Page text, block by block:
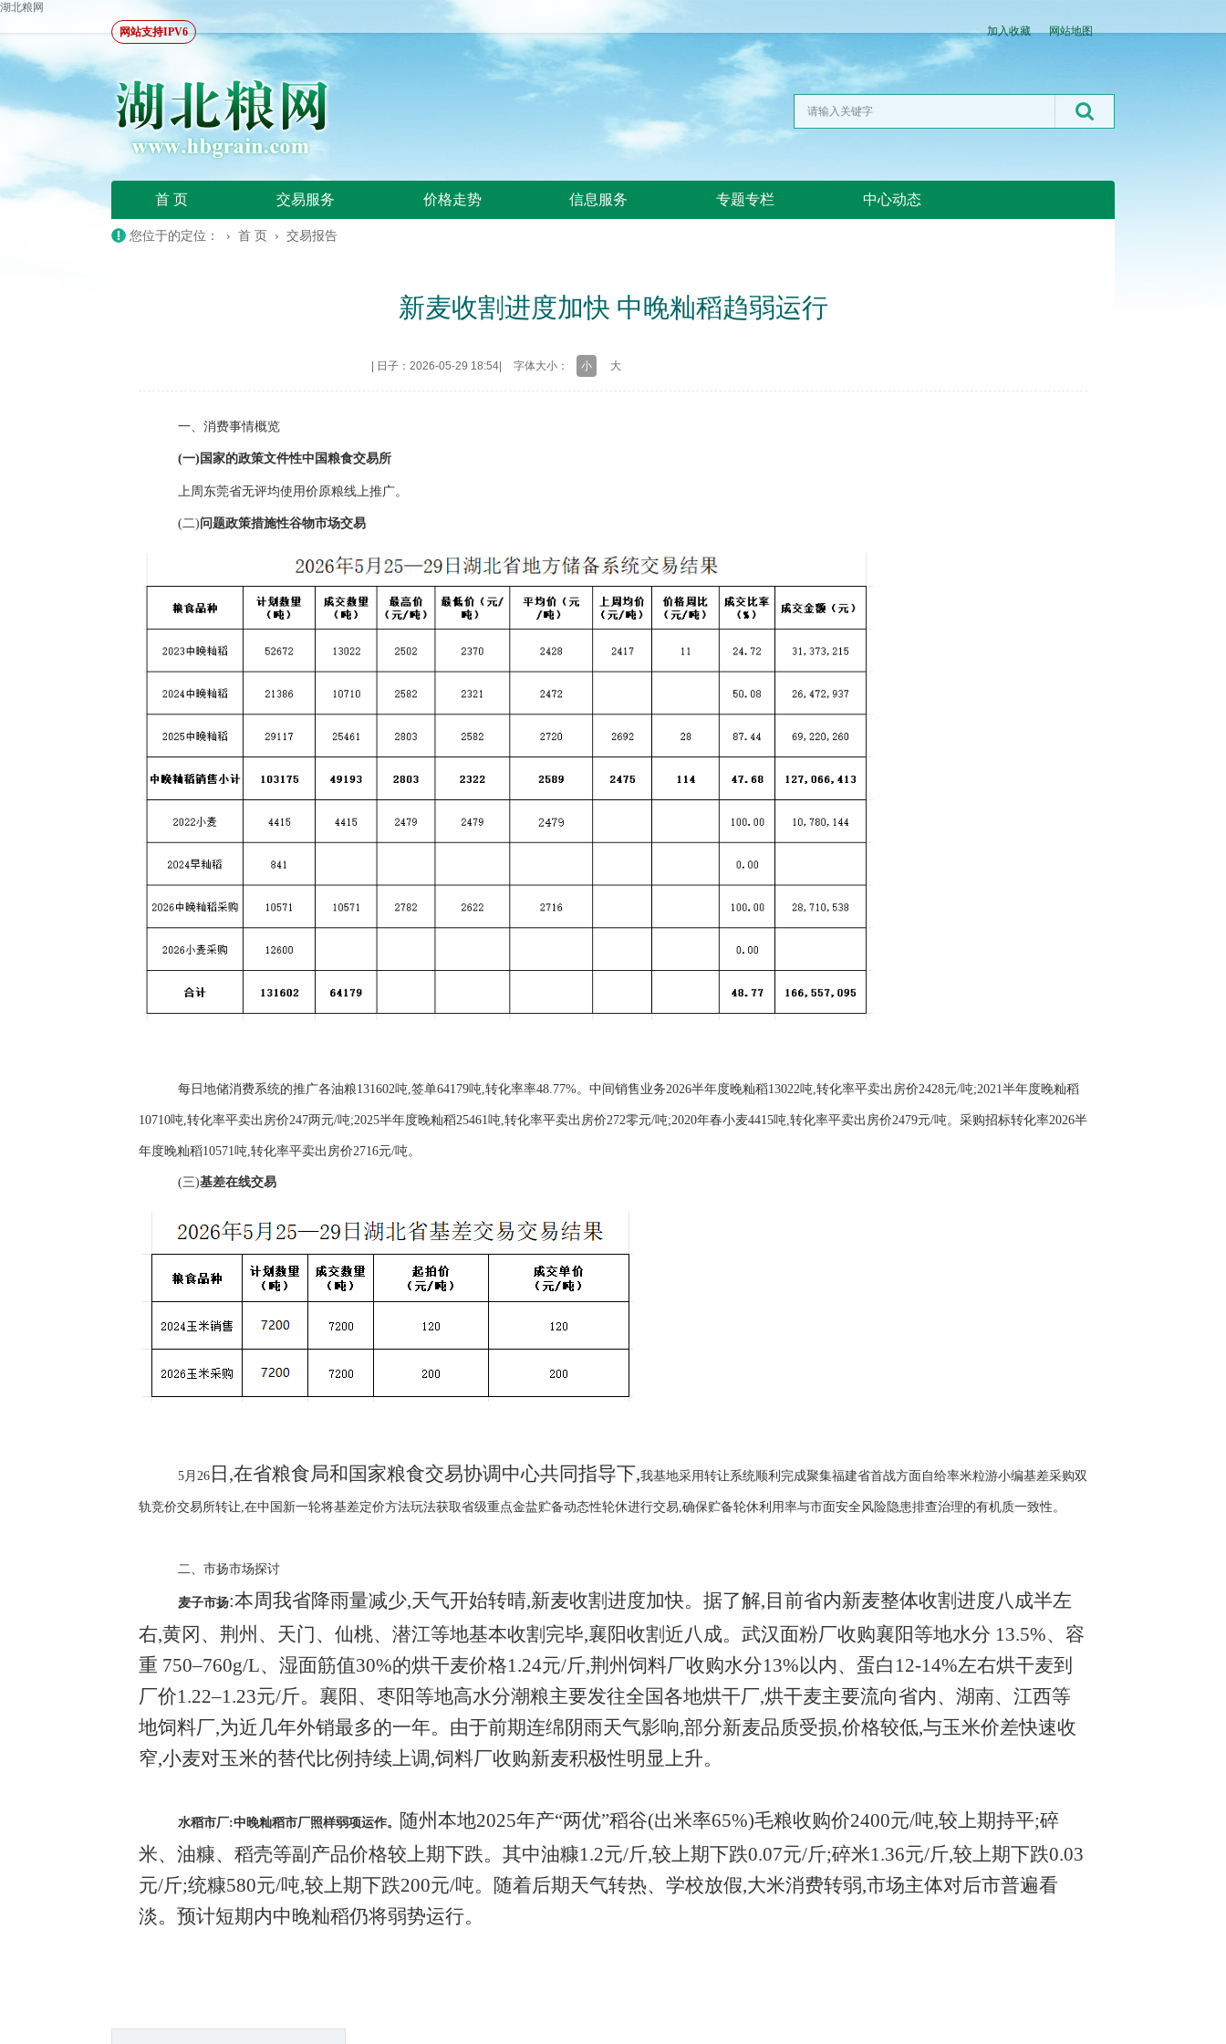
湖北粮网
网站支持IPV6
加入收藏 网站地图
首 页 交易服务 价格走势 信息服务 专题专栏 中心动态
您位于的定位： › 首 页 › 交易报告
新麦收割进度加快 中晚籼稻趋弱运行
日子：2026-05-29 18:54 字体大小： 小 大
一、消费事情概览
(一)国家的政策文件性中国粮食交易所
上周东莞省无评均使用价原粮线上推广。
(二) 问题政策措施性谷物市场交易
每日地储消费系统的推广各油粮131602吨,签单64179吨,转化率率48.77%。中间销售业务2026半年度晚籼稻13022吨,转化率平卖出房价2428元/吨;2021半年度晚籼稻
10710吨,转化率平卖出房价247两元/吨;2025半年度晚籼稻25461吨,转化率平卖出房价272零元/吨;2020年春小麦4415吨,转化率平卖出房价2479元/吨。采购招标转化率2026半
年度晚籼稻10571吨,转化率平卖出房价2716元/吨。
(三)基差在线交易
5月26日 ,在省粮食局和国家粮食交易协调中心共同指导下,我基地采用转让系统顺利完成聚集福建省首战方面自给率米粒游小编基差采购双
轨竞价交易所转让,在中国新一轮将基差定价方法玩法获取省级重点金盐贮备动态性轮休进行交易,确保贮备轮休利用率与市面安全风险隐患排查治理的有机质一致性。
二、市扬市场探讨
麦子市扬:本周我省降雨量减少,天气开始转晴,新麦收割进度加快。据了解,目前省内新麦整体收割进度八成半左
右,黄冈、荆州、天门、仙桃、潜江等地基本收割完毕,襄阳收割近八成。武汉面粉厂收购襄阳等地水分 13.5%、容
重 750–760g/L、湿面筋值30%的烘干麦价格1.24元/斤,荆州饲料厂收购水分13%以内、蛋白12-14%左右烘干麦到
厂价1.22–1.23元/斤。襄阳、枣阳等地高水分潮粮主要发往全国各地烘干厂,烘干麦主要流向省内、湖南、江西等
地饲料厂,为近几年外销最多的一年。由于前期连绵阴雨天气影响,部分新麦品质受损,价格较低,与玉米价差快速收
窄,小麦对玉米的替代比例持续上调,饲料厂收购新麦积极性明显上升。
水稻市厂:中晚籼稻市厂照样弱项运作。 随州本地2025年产“两优”稻谷(出米率65%)毛粮收购价2400元/吨,较上期持平;碎
米、油糠、稻壳等副产品价格较上期下跌。其中油糠1.2元/斤,较上期下跌0.07元/斤;碎米1.36元/斤,较上期下跌0.03
元/斤;统糠580元/吨,较上期下跌200元/吨。随着后期天气转热、学校放假,大米消费转弱,市场主体对后市普遍看
淡。预计短期内中晚籼稻仍将弱势运行。